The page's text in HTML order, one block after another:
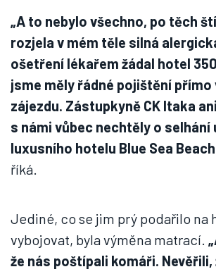
„A to nebylo všechno, po těch
rozjela v mém těle silná
ošetření lékařem žádal hotel
jsme měly řádné pojištění přímo
zájezdu. Zástupkyně CK Itaka
s námi vůbec nechtěly o selhání
luxusního hotelu Blue Sea
říká.
Jediné, co se jim prý podařilo na
vybojovat, byla výměna matrací.
že nás poštípali komáři. Nevěřili,